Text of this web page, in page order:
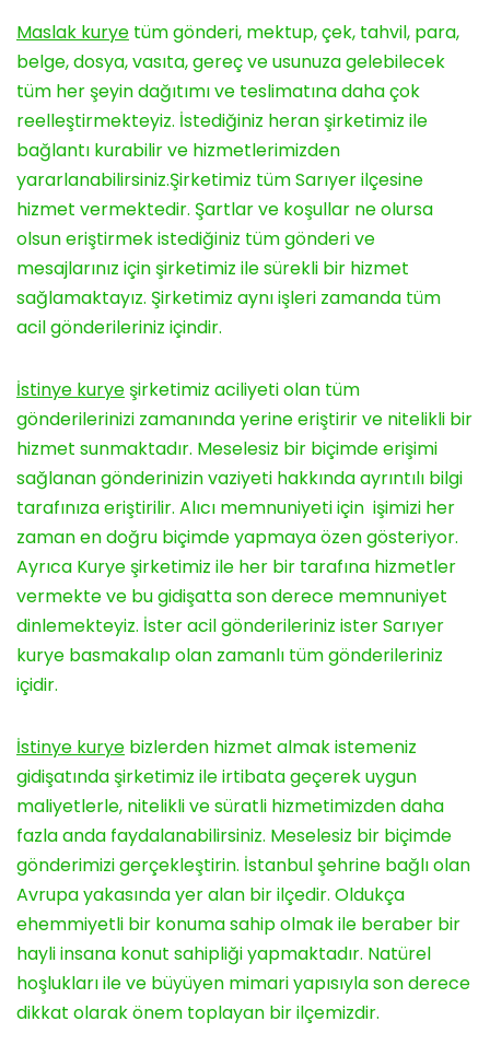
Maslak kurye tüm gönderi, mektup, çek, tahvil, para,
belge, dosya, vasıta, gereç ve usunuza gelebilecek
tüm her şeyin dağıtımı ve teslimatına daha çok
reelleştirmekteyiz. İstediğiniz heran şirketimiz ile
bağlantı kurabilir ve hizmetlerimizden
yararlanabilirsiniz.Şirketimiz tüm Sarıyer ilçesine
hizmet vermektedir. Şartlar ve koşullar ne olursa
olsun eriştirmek istediğiniz tüm gönderi ve
mesajlarınız için şirketimiz ile sürekli bir hizmet
sağlamaktayız. Şirketimiz aynı işleri zamanda tüm
acil gönderileriniz içindir.
İstinye kuryeşirketimiz aciliyeti olan tüm
gönderilerinizi zamanında yerine eriştirir ve nitelikli bir
hizmet sunmaktadır. Meselesiz bir biçimde erişimi
sağlanan gönderinizin vaziyeti hakkında ayrıntılı bilgi
tarafınıza eriştirilir. Alıcı memnuniyeti için işimizi her
zaman en doğru biçimde yapmaya özen gösteriyor.
Ayrıca Kurye şirketimiz ile her bir tarafına hizmetler
vermekte ve bu gidişatta son derece memnuniyet
dinlemekteyiz. İster acil gönderileriniz ister Sarıyer
kurye basmakalıp olan zamanlı tüm gönderileriniz
içidir.
İstinye kurye bizlerden hizmet almak istemeniz
gidişatında şirketimiz ile irtibata geçerek uygun
maliyetlerle, nitelikli ve süratli hizmetimizden daha
fazla anda faydalanabilirsiniz. Meselesiz bir biçimde
gönderimizi gerçekleştirin. İstanbul şehrine bağlı olan
Avrupa yakasında yer alan bir ilçedir. Oldukça
ehemmiyetli bir konuma sahip olmak ile beraber bir
hayli insana konut sahipliği yapmaktadır. Natürel
hoşlukları ile ve büyüyen mimari yapısıyla son derece
dikkat olarak önem toplayan bir ilçemizdir.